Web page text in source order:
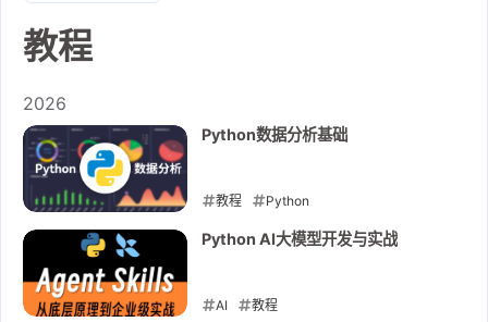
教程
2026
Python数据分析基础
教程 Python
2026-01-19
Python AI大模型开发与实战
AI 教程